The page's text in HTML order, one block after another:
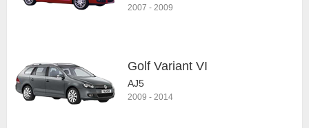
2007 - 2009
Golf Variant VI
AJ5
2009 - 2014